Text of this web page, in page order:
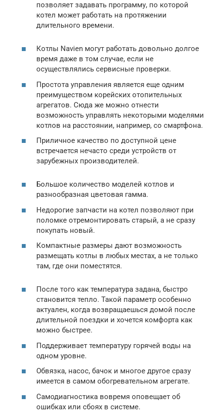
позволяет задавать программу, по которой
котел может работать на протяжении
длительного времени.
Котлы Navien могут работать довольно долгое
время даже в том случае, если не
осуществлялись сервисные проверки.
Простота управления является еще одним
преимуществом корейских отопительных
агрегатов. Сюда же можно отнести
возможность управлять некоторыми моделями
котлов на расстоянии, например, со смартфона.
Приличное качество по доступной цене
встречается нечасто среди устройств от
зарубежных производителей.
Большое количество моделей котлов и
разнообразная цветовая гамма.
Недорогие запчасти на котел позволяют при
поломке отремонтировать старый, а не сразу
покупать новый.
Компактные размеры дают возможность
размещать котлы в любых местах, а не только
там, где они поместятся.
После того как температура задана, быстро
становится тепло. Такой параметр особенно
актуален, когда возвращаешься домой после
длительной поездки и хочется комфорта как
можно быстрее.
Поддерживает температуру горячей воды на
одном уровне.
Обвязка, насос, бачок и многое другое сразу
имеется в самом обогревательном агрегате.
Самодиагностика вовремя оповещает об
ошибках или сбоях в системе.